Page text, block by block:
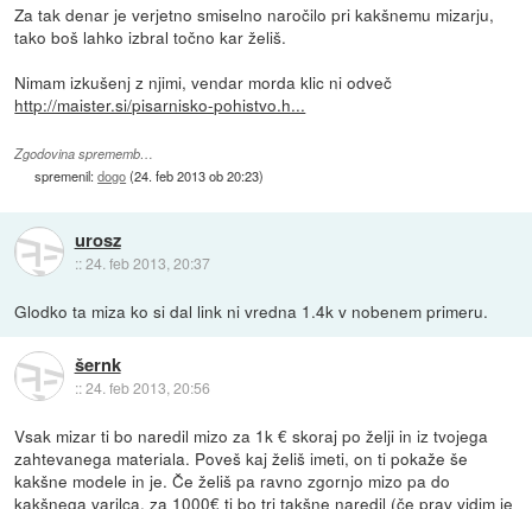
Za tak denar je verjetno smiselno naročilo pri kakšnemu mizarju,
tako boš lahko izbral točno kar želiš.
Nimam izkušenj z njimi, vendar morda klic ni odveč
http://maister.si/pisarnisko-pohistvo.h...
Zgodovina sprememb…
spremenil:dogo(24. feb 2013 ob 20:23)
urosz
::24. feb 2013, 20:37
Glodko ta miza ko si dal link ni vredna 1.4k v nobenem primeru.
šernk
::24. feb 2013, 20:56
Vsak mizar ti bo naredil mizo za 1k € skoraj po želji in iz tvojega
zahtevanega materiala. Poveš kaj želiš imeti, on ti pokaže še
kakšne modele in je. Če želiš pa ravno zgornjo mizo pa do
kakšnega varilca, za 1000€ ti bo tri takšne naredil (če prav vidim je